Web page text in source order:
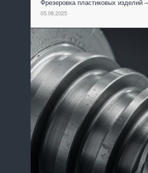
Фрезеровка пластиковых
05.08.2025